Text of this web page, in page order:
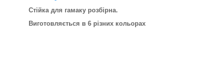
Стійка для гамаку розбірна.
Виготовляється в 6 різних кольорах